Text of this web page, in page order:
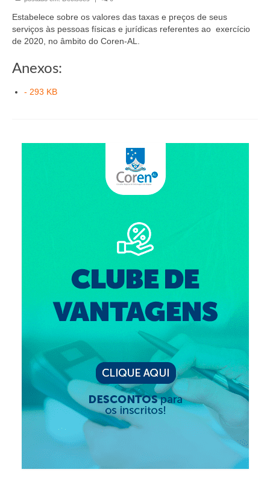
Conselheiros e Diretoria
Carta de Serviços ao Cidadão
Eleições Triênio 2027-2029
Eleições Anteriores
Agenda do presidente
Editais e licitação
Fiscalização
Responsabilidade Técnica
Legislações
Decisões
Portarias
Resoluções
Desagravo Público
Estabelece sobre os valores das taxas e preços de seus
serviços às pessoas físicas e jurídicas referentes ao exercício
de 2020, no âmbito do Coren-AL.
Anexos:
- 293 KB